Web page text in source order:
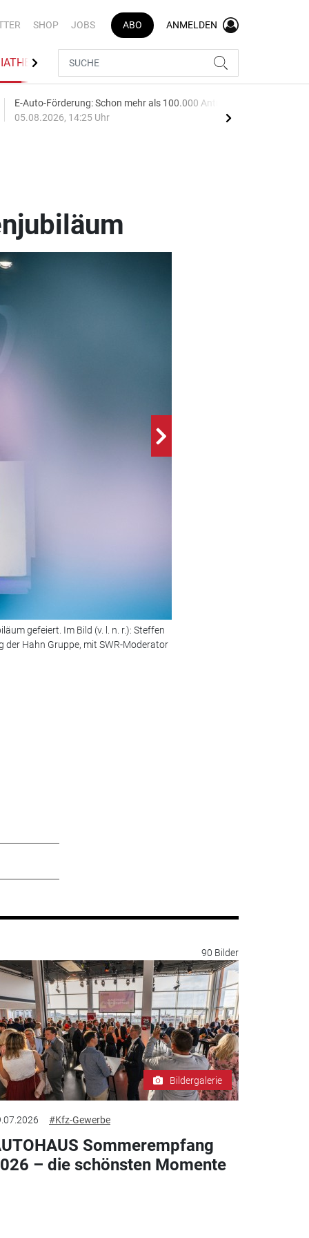
SHOP JOBS ABO ANMELDEN
BRANCHENVERZEICHNIS
E-Auto-Förderung: Schon mehr als 100.000 Anträge
05.08.2026, 14:25 Uhr
gefeiert. Im Bild (v. l. n. r.): Steffen
Hahn Gruppe, mit SWR-Moderator
90 Bilder
Bildergalerie
#Kfz-Gewerbe
Sommerempfang
– die schönsten Momente